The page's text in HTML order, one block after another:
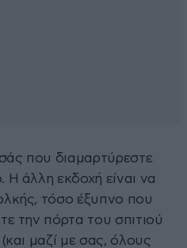
που διαμαρτύρεστε
Η άλλη εκδοχή είναι να
τόσο έξυπνο που
την πόρτα του σπιτιού
μαζί με σας, όλους